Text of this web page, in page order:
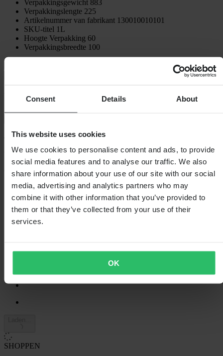
Consent Details About
This website uses cookies
We use cookies to personalise content and ads, to provide
social media features and to analyse our traffic. We also
share information about your use of our site with our social
media, advertising and analytics partners who may
combine it with other information that you’ve provided to
them or that they’ve collected from your use of their
services.
OK
Verpakkingsgewicht 883
Verpakkingslengte 225
Artikelnummer van fabrikant 130010010101
SKU-titel 1L
Hoogte Verpakking 60
Verpakkingsbreedte 100
Klantenbeoordelingen (11)
4.73van de 5
Gebaseerd op 11 beoordelingen
5
8
3
3
0
SHOPPEN